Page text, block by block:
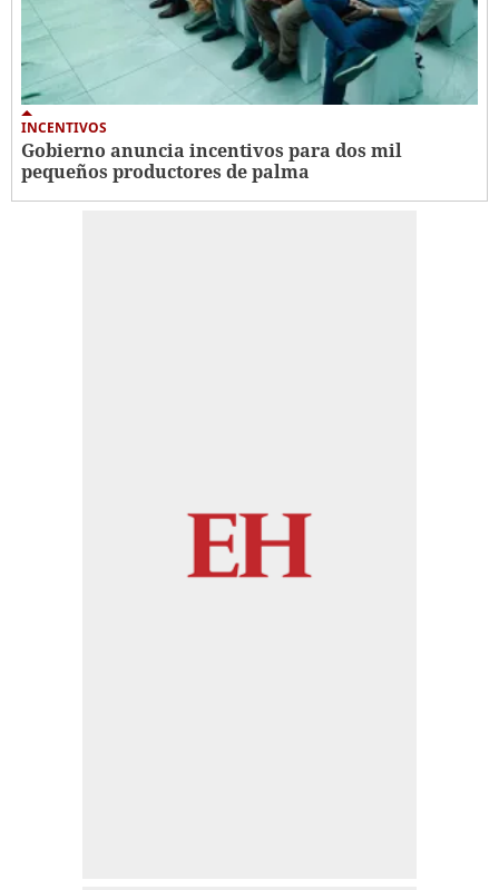
INCENTIVOS
Gobierno anuncia incentivos para dos mil
pequeños productores de palma